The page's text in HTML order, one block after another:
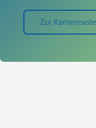
Zur Karriereseite